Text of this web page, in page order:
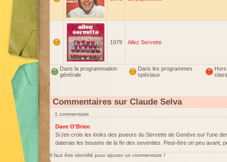
1979 Allez Servette
Dans la programmation
générale
Dans les programmes
spéciaux
Hors
Commentaires sur Claude Selva
1 commentaire
Dave O'Brien
Si j'en crois les looks des joueurs du Servette de Genève sur l'une
daterais les bousins de la fin des seventies. Peut-être un peu avant,
Il faut être identifié pour ajouter un commentaire !